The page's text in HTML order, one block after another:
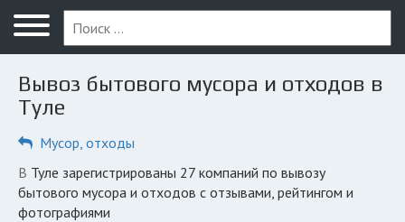
Меню
Главная
Вопрос юристу
Компании
Вывоз бытового мусора и отходов в
Туле
Мусор, отходы
в Туле зарегистрированы 27 компаний по вывозу
бытового мусора и отходов с отзывами, рейтингом и
фотографиями